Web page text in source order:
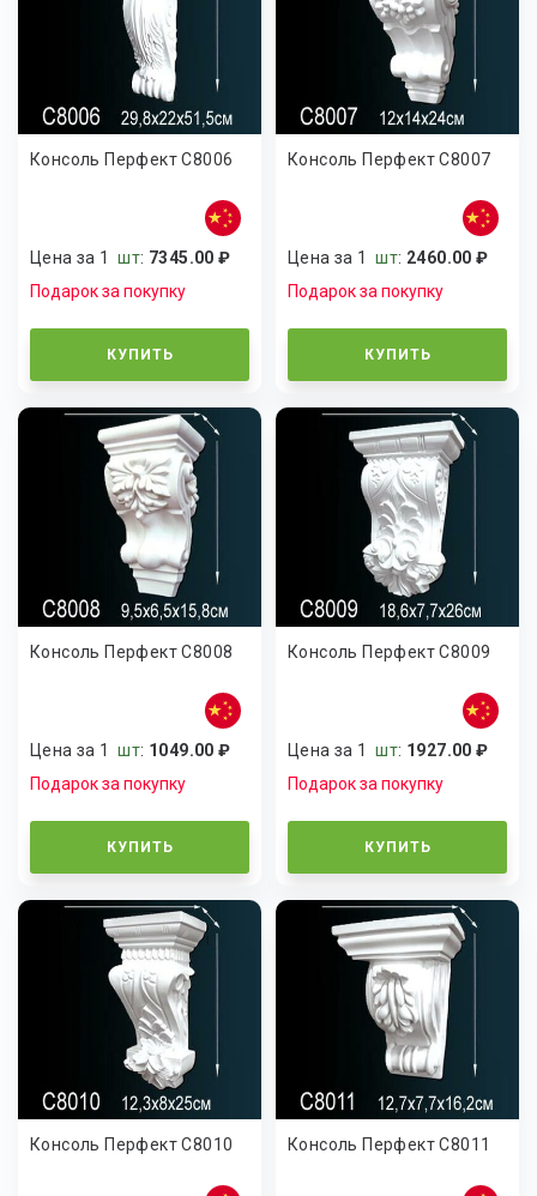
Консоль Перфект C8006
Цена за 1шт: 7345.00 ₽
Подарок за покупку
КУПИТЬ
Консоль Перфект C8007
Цена за 1шт: 2460.00 ₽
Подарок за покупку
КУПИТЬ
Консоль Перфект C8008
Цена за 1шт: 1049.00 ₽
Подарок за покупку
КУПИТЬ
Консоль Перфект C8009
Цена за 1шт: 1927.00 ₽
Подарок за покупку
КУПИТЬ
Консоль Перфект C8010 Консоль Перфект C8011